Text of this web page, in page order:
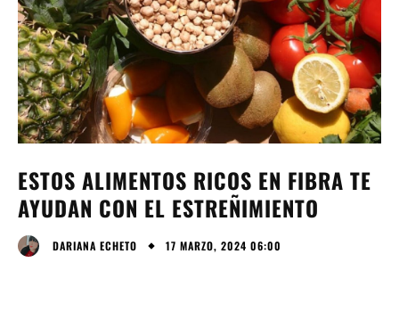
ESTOS ALIMENTOS RICOS EN FIBRA TE
AYUDAN CON EL ESTREÑIMIENTO
DARIANA ECHETO 17 MARZO, 2024 06:00